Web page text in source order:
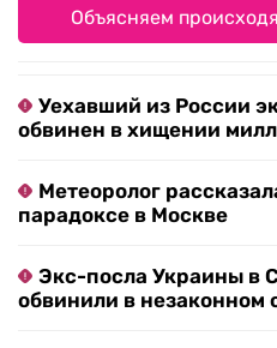
Объясняем
Уехавший из России
обвинен в хищении
Метеоролог
парадоксе в Москве
Экс-посла Украины
обвинили в незаконном